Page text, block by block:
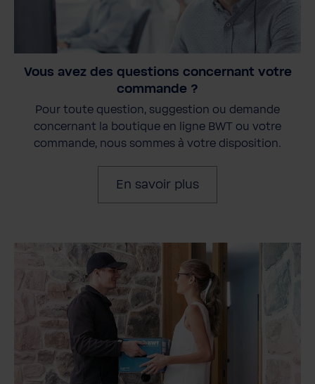
Vous avez des questions concernant votre
commande ?
Pour toute question, suggestion ou demande
concernant la boutique en ligne BWT ou votre
commande, nous sommes à votre disposition.
En savoir plus